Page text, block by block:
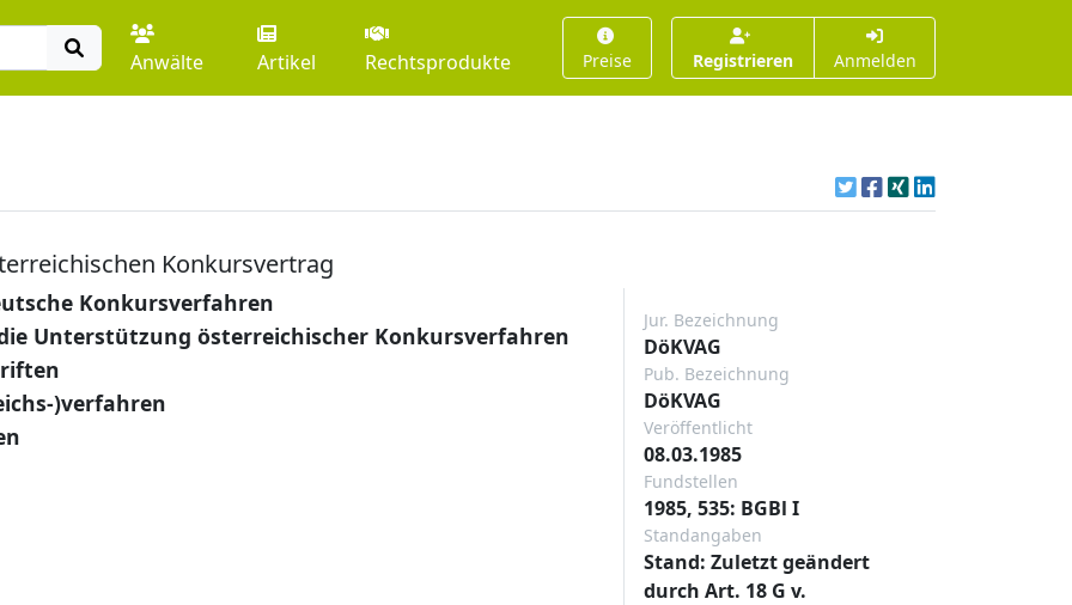
Anwälte Artikel Rechtsprodukte Preise Registrieren Anmelden
Konkursvertrag
Konkursverfahren
Unterstützung österreichischer Konkursverfahren
)verfahren
Jur. Bezeichnung
DöKVAG
Pub. Bezeichnung
DöKVAG
Veröffentlicht
08.03.1985
Fundstellen
1985, 535: BGBl I
Standangaben
Stand: Zuletzt geändert
durch Art. 18 G v.